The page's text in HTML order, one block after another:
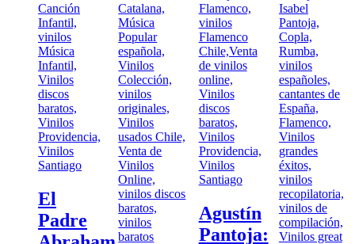
El
Padre
Agustín
Pantoja: